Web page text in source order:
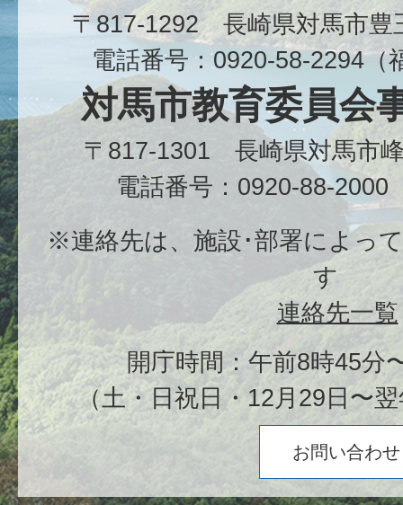
〒817-1292 長崎県対馬市
電話番号：0920-58-2294（
対馬市教育委員会
〒817-1301 長崎県対馬市
電話番号：0920-88-2000
※連絡先は、施設･部署によっ
す
連絡先一覧
開庁時間：午前8時45分
（土・日祝日・12月29日〜
お問い合わせ